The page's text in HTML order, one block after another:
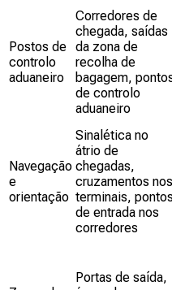
Postos de
controlo
aduaneiro
Corredores de
chegada, saídas
da zona de
recolha de
bagagem,
de controlo
aduaneiro
Navegação
e
orientação
Sinalética no
átrio de
chegadas,
cruzamentos nos
terminais, pontos
de entrada nos
corredores
Portas de saída,